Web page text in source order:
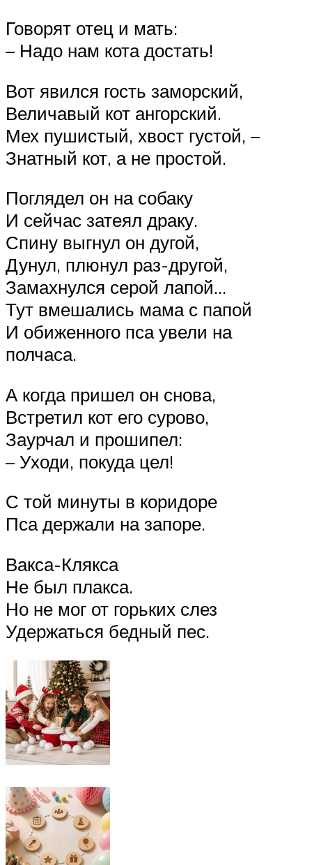
Говорят отец и мать:
– Надо нам кота достать!
Вот явился гость заморский,
Величавый кот ангорский.
Мех пушистый, хвост густой, –
Знатный кот, а не простой.
Поглядел он на собаку
И сейчас затеял драку.
Спину выгнул он дугой,
Дунул, плюнул раз-другой,
Замахнулся серой лапой…
Тут вмешались мама с папой
И обиженного пса увели на
полчаса.
А когда пришел он снова,
Встретил кот его сурово,
Заурчал и прошипел:
– Уходи, покуда цел!
С той минуты в коридоре
Пса держали на запоре.
Вакса-Клякса
Не был плакса.
Но не мог от горьких слез
Удержаться бедный пес.